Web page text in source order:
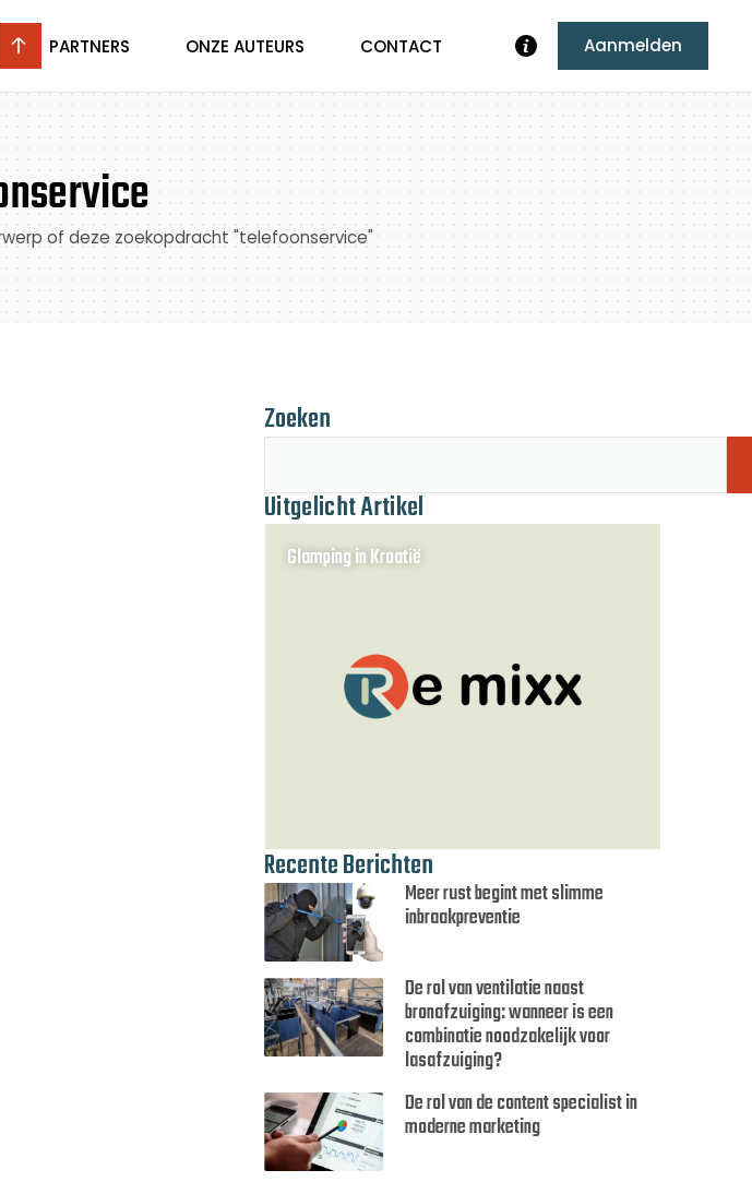
PARTNERS ONZE AUTEURS CONTACT Aanmelden
of deze zoekopdracht "telefoonservice"
Zoeken
Uitgelicht Artikel
Glamping in Kroatië
Recente Berichten
Meer rust begint met slimme
inbraakpreventie
De rol van ventilatie naast
bronafzuiging: wanneer is een
combinatie noodzakelijk voor
lasafzuiging?
De rol van de content specialist in
moderne marketing